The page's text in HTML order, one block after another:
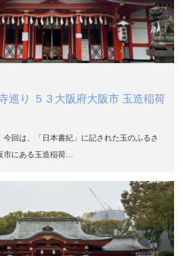
巡り ５３大阪府大阪市 玉造稲荷
今回は、「日本書紀」に記された玉のふるさ
市にある玉造稲荷…